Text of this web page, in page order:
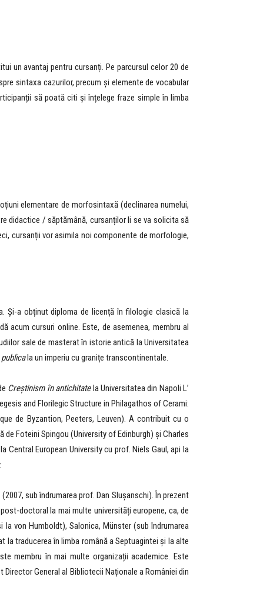
un avantaj pentru cursanți. Pe parcursul celor 20 de
sintaxa cazurilor, precum și elemente de vocabular
să poată citi și înțelege fraze simple în limba
elementare de morfosintaxă (declinarea numelui,
didactice / săptămână, cursanților li se va solicita să
cursanții vor asimila noi componente de morfologie,
Și-a obținut diploma de licență în filologie clasică la
acum cursuri online. Este, de asemenea, membru al
sale de masterat în istorie antică la Universitatea
la un imperiu cu granițe transcontinentale.
Creștinism în antichitatela Universitatea din Napoli L’
and Florilegic Structure in Philagathos of Cerami:
de Byzantion, Peeters, Leuven). A contribuit cu o
de Foteini Spingou (University of Edinburgh) și Charles
Central European University cu prof. Niels Gaul, api la
sub îndrumarea prof. Dan Slușanschi). În prezent
doctoral la mai multe universități europene, ca, de
von Humboldt), Salonica, Münster (sub îndrumarea
la traducerea în limba română a Septuagintei și la alte
membru în mai multe organizații academice. Este
General al Bibliotecii Naționale a României din